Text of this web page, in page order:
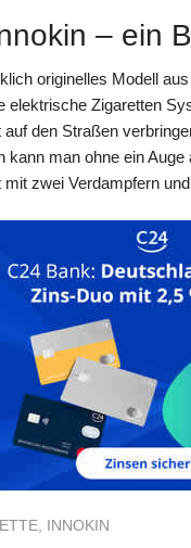
– ein
originelles Modell
elektrische Zigaretten
den Straßen
man ohne ein
zwei Verdampfern
, INNOKIN